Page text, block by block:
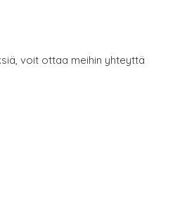
voit ottaa meihin yhteyttä